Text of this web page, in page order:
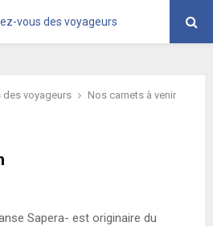
des voyageurs
Nos carnets à venir
Sapera- est originaire du